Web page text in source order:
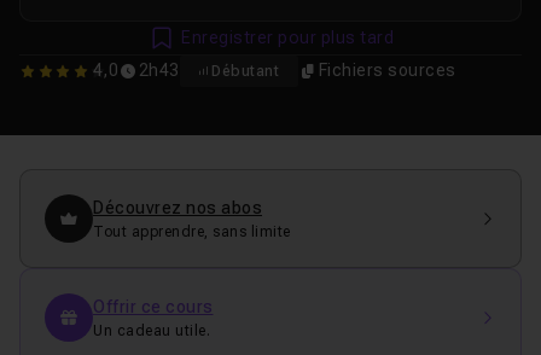
4 4,0 2h43 Débutant Fichiers sources
Enregistrer pour plus tard
Découvrez nos abos
Tout apprendre, sans limite
Offrir ce cours
Un cadeau utile.